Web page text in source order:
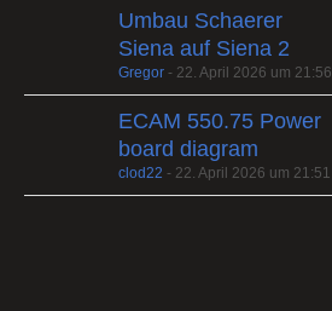
Umbau Schaerer
Siena auf Siena 2
Gregor - 22. April 2026 um 21:56
ECAM 550.75 Power
board diagram
clod22 - 22. April 2026 um 21:51